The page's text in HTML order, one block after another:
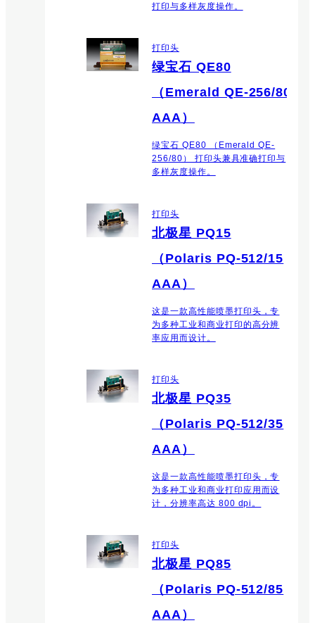
打印与多样灰度操作。
打印头
绿宝石 QE80
（Emerald QE-256/80
AAA）
绿宝石 QE80 （Emerald QE-
256/80） 打印头兼具准确打印与
多样灰度操作。
打印头
北极星 PQ15
（Polaris PQ-512/15
AAA）
这是一款高性能喷墨打印头，专
为多种工业和商业打印的高分辨
率应用而设计。
打印头
北极星 PQ35
（Polaris PQ-512/35
AAA）
这是一款高性能喷墨打印头，专
为多种工业和商业打印应用而设
计，分辨率高达 800 dpi。
打印头
北极星 PQ85
（Polaris PQ-512/85
AAA）